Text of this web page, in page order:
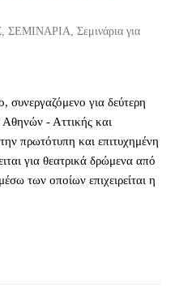
,ΣΕΜΙΝΑΡΙΑ ,Σεμινάρια για
συνεργαζόμενο για δεύτερη
- Αττικής και
πρωτότυπη και επιτυχημένη
για θεατρικά δρώμενα από
των οποίων επιχειρείται η